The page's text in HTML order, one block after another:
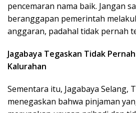
pencemaran nama baik. Jangan
beranggapan pemerintah
anggaran, padahal tidak pernah
Jagabaya Tegaskan Tidak
Kalurahan
Sementara itu, Jagabaya Selang,
menegaskan bahwa pinjaman